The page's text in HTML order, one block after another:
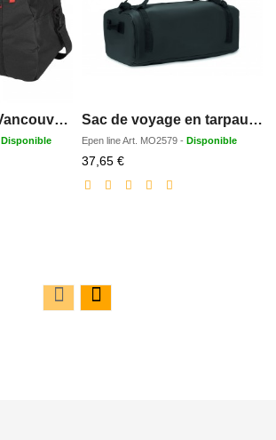
Sac de voyage Vancouver 35L
Disponible
Sac de voyage en tarpaulin
Epen lineArt. MO2579 - Disponible
37,65 €Prix
réduit